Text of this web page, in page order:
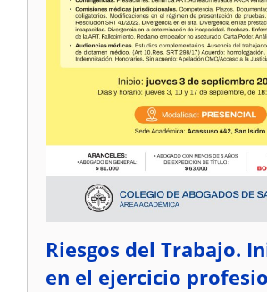
Riesgos del Trabajo.
en el ejercicio